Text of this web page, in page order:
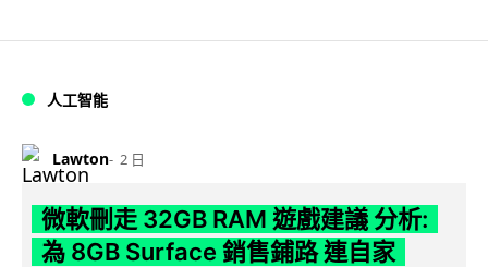
人工智能
Lawton 2 日
微軟刪走 32GB RAM 遊戲建議 分析:
為 8GB Surface 銷售鋪路 連自家